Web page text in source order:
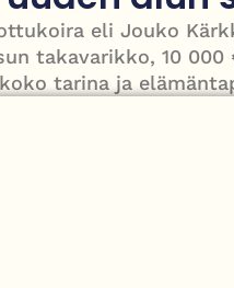
juhlivat 10-
eli Jouko
takavarikko, 10
tarina ja